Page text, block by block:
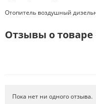
Отопитель воздушный
Отзывы о товаре
Пока нет ни одного отзыва.